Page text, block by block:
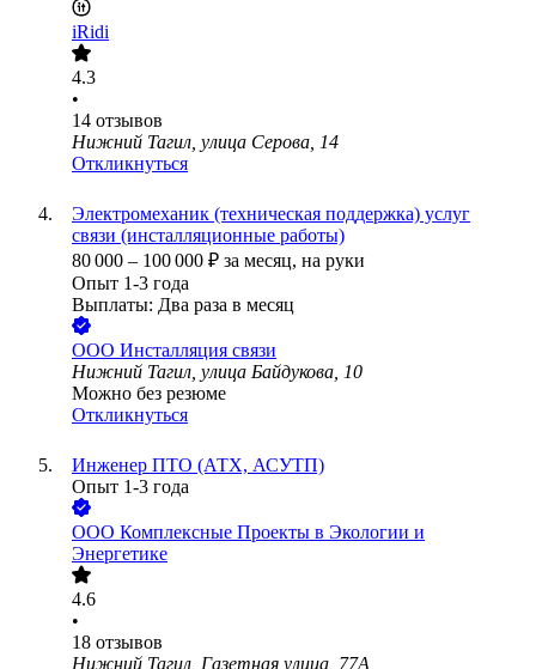
iRidi
4.3
•
14 отзывов
Нижний Тагил, улица Серова, 14
Откликнуться
Электромеханик (техническая поддержка) услуг
связи (инсталляционные работы)
80 000 – 100 000 ₽ за месяц, на руки
Опыт 1-3 года
Выплаты: Два раза в месяц
ООО Инсталляция связи
Нижний Тагил, улица Байдукова, 10
Можно без резюме
Откликнуться
Инженер ПТО (АТХ, АСУТП)
Опыт 1-3 года
ООО Комплексные Проекты в Экологии и
Энергетике
4.6
•
18 отзывов
Нижний Тагил, Газетная улица, 77А